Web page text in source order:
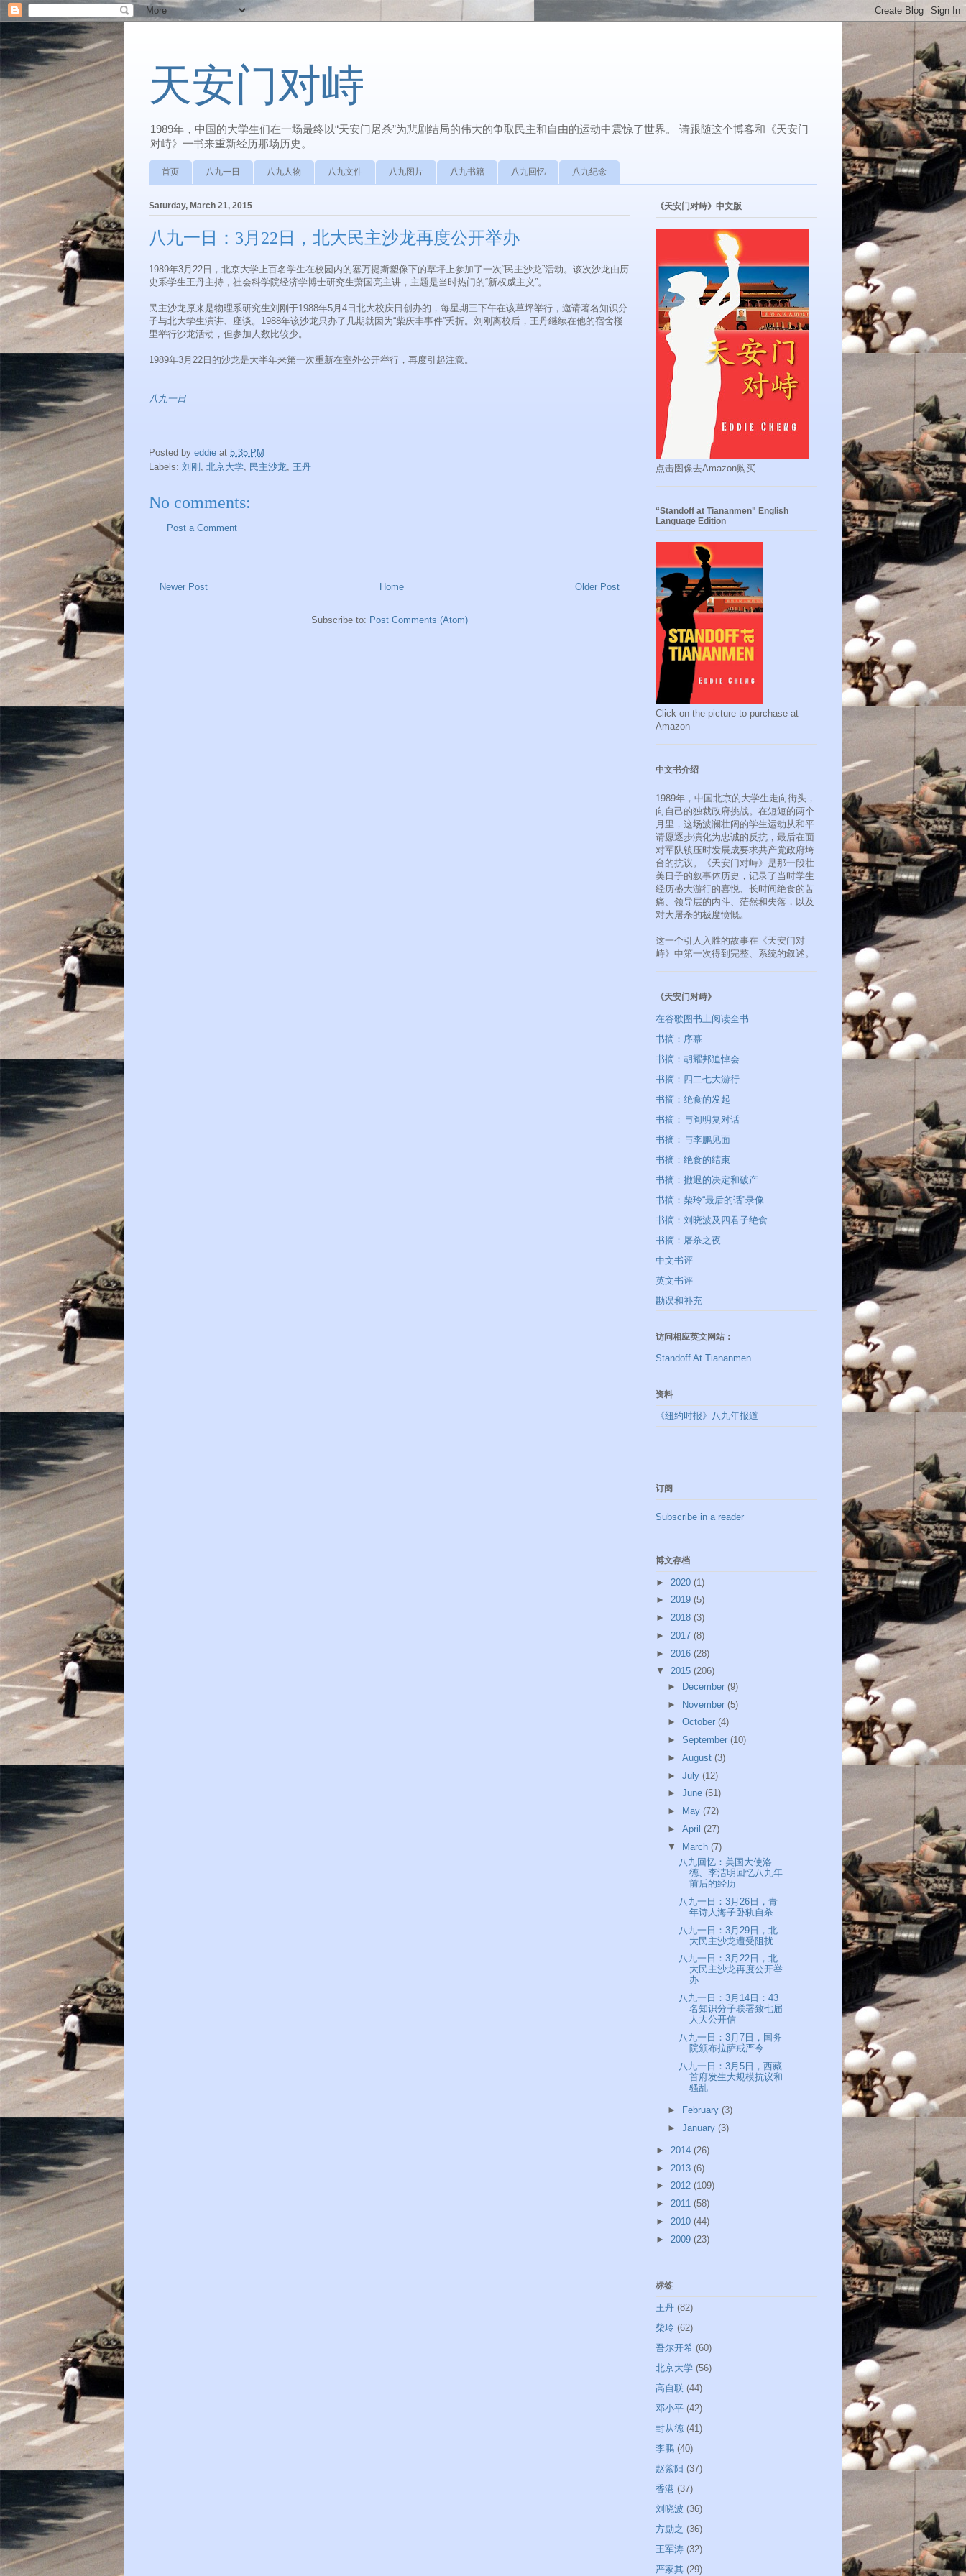
天安门对峙
1989年，中国的大学生们在一场最终以“天安门屠杀”为悲剧结局的伟大的争取民主和自由的运动中震惊了世界。 请跟随这个博客和《天安门
对峙》一书来重新经历那场历史。
首页 八九一日 八九人物 八九文件 八九图片 八九书籍 八九回忆 八九纪念
Saturday, March 21, 2015
八九一日：3月22日，北大民主沙龙再度公开举办
1989年3月22日，北京大学上百名学生在校园内的塞万提斯塑像下的草坪上参加了一次“民主沙龙”活动。该次沙龙由历
史系学生王丹主持，社会科学院经济学博士研究生萧国亮主讲，主题是当时热门的“新权威主义”。
民主沙龙原来是物理系研究生刘刚于1988年5月4日北大校庆日创办的，每星期三下午在该草坪举行，邀请著名知识分
子与北大学生演讲、座谈。1988年该沙龙只办了几期就因为“柴庆丰事件”夭折。刘刚离校后，王丹继续在他的宿舍楼
里举行沙龙活动，但参加人数比较少。
1989年3月22日的沙龙是大半年来第一次重新在室外公开举行，再度引起注意。
八九一日
Posted by eddie at 5:35 PM
Labels: 刘刚 北京大学 民主沙龙 王丹
No comments:
Post a Comment
Newer Post Older Post
Home
Subscribe to: Post Comments (Atom)
《天安门对峙》中文版
点击图像去Amazon购买
“Standoff at Tiananmen" English
Language Edition
Click on the picture to purchase at
Amazon
中文书介绍
1989年，中国北京的大学生走向街头，
向自己的独裁政府挑战。在短短的两个
月里，这场波澜壮阔的学生运动从和平
请愿逐步演化为忠诚的反抗，最后在面
对军队镇压时发展成要求共产党政府垮
台的抗议。《天安门对峙》是那一段壮
美日子的叙事体历史，记录了当时学生
经历盛大游行的喜悦、长时间绝食的苦
痛、领导层的内斗、茫然和失落，以及
对大屠杀的极度愤慨。
这一个引人入胜的故事在《天安门对
峙》中第一次得到完整、系统的叙述。
《天安门对峙》
在谷歌图书上阅读全书
书摘：序幕
书摘：胡耀邦追悼会
书摘：四二七大游行
书摘：绝食的发起
书摘：与阎明复对话
书摘：与李鹏见面
书摘：绝食的结束
书摘：撤退的决定和破产
书摘：柴玲“最后的话”录像
书摘：刘晓波及四君子绝食
书摘：屠杀之夜
中文书评
英文书评
勘误和补充
访问相应英文网站：
Standoff At Tiananmen
资料
《纽约时报》八九年报道
订阅
Subscribe in a reader
博文存档
► 2020 (1)
► 2019 (5)
► 2018 (3)
► 2017 (8)
► 2016 (28)
▼ 2015 (206)
►
December (9)
► November (5)
► October (4)
► September (10)
► August (3)
► July (12)
► June (51)
►
May (72)
► April (27)
▼ March (7)
八九回忆：美国大使洛
德、李洁明回忆八九年
前后的经历
八九一日：3月26日，青
年诗人海子卧轨自杀
八九一日：3月29日，北
大民主沙龙遭受阻扰
八九一日：3月22日，北
大民主沙龙再度公开举
办
八九一日：3月14日：43
名知识分子联署致七届
人大公开信
八九一日：3月7日，国务
院颁布拉萨戒严令
八九一日：3月5日，西藏
首府发生大规模抗议和
骚乱
► February (3)
► January (3)
► 2014 (26)
► 2013 (6)
► 2012 (109)
► 2011 (58)
► 2010 (44)
► 2009 (23)
标签
王丹 (82)
柴玲 (62)
吾尔开希 (60)
北京大学 (56)
高自联 (44)
邓小平 (42)
封从德 (41)
李鹏 (40)
赵紫阳 (37)
香港 (37)
刘晓波 (36)
方励之 (36)
王军涛 (32)
严家其 (29)